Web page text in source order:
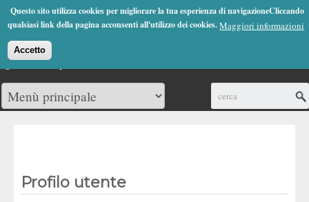
Questo sito utilizza cookies per migliorare la tua esperienza di navigazioneCliccando
qualsiasi link della pagina acconsenti all'utilizzo dei cookies.Maggiori informazioni
Accetto
Jump to Navigation
(0)
Profilo utente